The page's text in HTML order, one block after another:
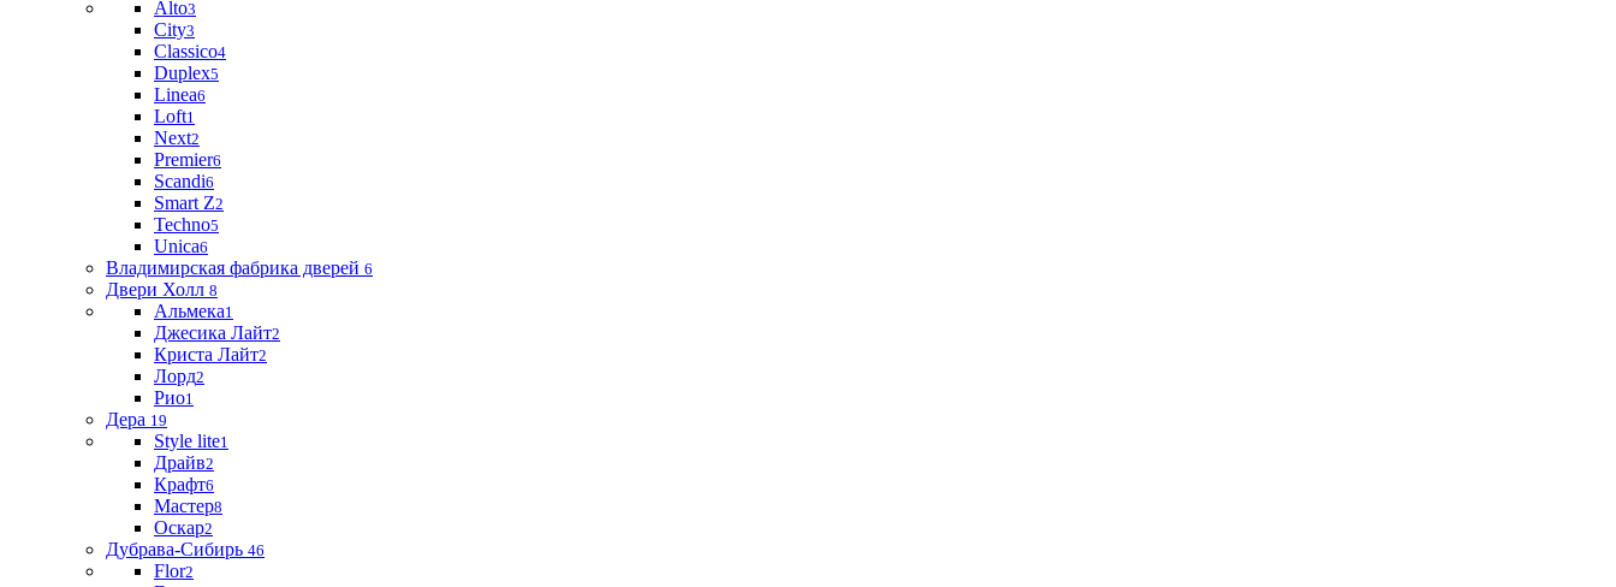
Alto3
City3
Classico4
Duplex5
Linea6
Loft1
Next2
Premier6
Scandi6
Smart Z2
Techno5
Unica6
Владимирская фабрика дверей 6
Двери Холл 8
Альмека1
Джесика Лайт2
Криста Лайт2
Лорд2
Рио1
Дера 19
Style lite1
Драйв2
Крафт6
Мастер8
Оскар2
Дубрава-Сибирь 46
Flor2